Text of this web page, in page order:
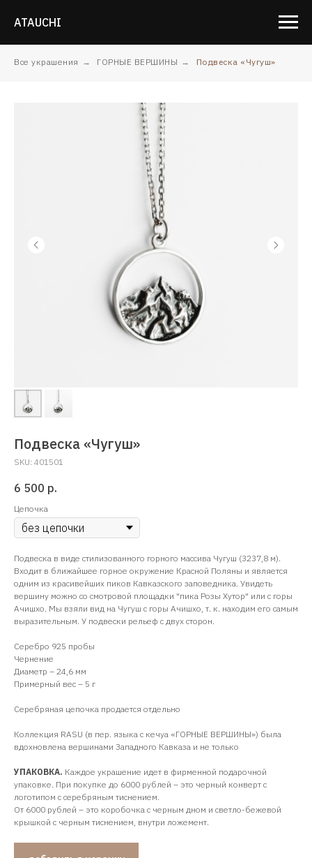
ATAUCHI
Все украшения → ГОРНЫЕ ВЕРШИНЫ → Подвеска «Чугуш»
Подвеска «Чугуш»
SKU: 401501
6 500 р.
Цепочка
Подвеска в виде стилизованного горного массива Чугуш (3237,8 м).
Входит в ближайшее горное окружение Красной Поляны и является
одним из красивейших пиков Кавказского заповедника. Увидеть
вершину можно со смотровой площадки "пика Розы Хутор" или с горы
Ачишхо. Мы взяли вид на Чугуш с горы Ачишхо, т. к. находим его самым
выразительным. У подвески рельеф с двух сторон.
Серебро 925 пробы
Чернение
Диаметр – 24,6 мм
Примерный вес – 5 г
Серебряная цепочка продается отдельно
Коллекция RASU (в пер. языка с кечуа «ГОРНЫЕ ВЕРШИНЫ») была
вдохновлена вершинами Западного Кавказа и не только
УПАКОВКА. Каждое украшение идет в фирменной подарочной
упаковке. При покупке до 6000 рублей – это черный конверт с
логотипом с серебряным тиснением.
От 6000 рублей – это коробочка с черным дном и светло-бежевой
крышкой с черным тиснением, внутри ложемент.